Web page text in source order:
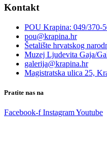
Kontakt
POU Krapina: 049/370-
pou@krapina.hr
Šetalište hrvatskog
Muzej Ljudevita Gaja/
galerija@krapina.hr
Magistratska ulica 25,
Pratite nas na
Facebook-f InstagramYoutube